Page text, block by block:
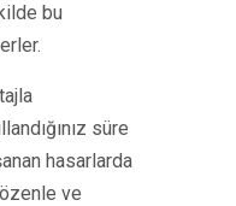
bu
süre
hasarlarda
ve